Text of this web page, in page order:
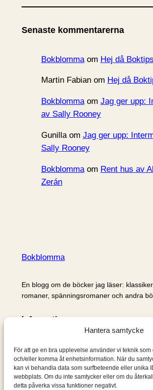
Hantera samtycke
För att ge en bra upplevelse använder vi teknik
och/eller komma åt enhetsinformation. När du
kan vi behandla data som surfbeteende eller unika
webbplats. Om du inte samtycker eller om du
detta påverka vissa funktioner negativt.
k
v
Senaste kommentarerna
Bokblommaom Hej då
Martin Fabianom Hej då
Bokblommaom Jag ger upp:
av Sally Rooney
Gunillaom Jag ger upp:
Sally Rooney
Bokblommaom Rent hus av
Zerán
Bokblomma
En blogg om de böcker jag läser:
romaner, spänningsromaner och andra
Information
Om mig & om bloggen
S
ö
k